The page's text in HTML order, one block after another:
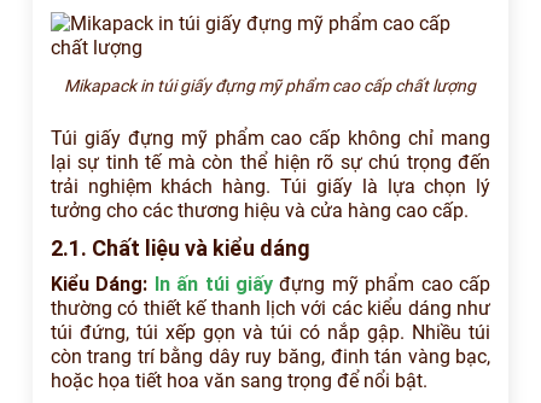
Mikapack in túi giấy đựng mỹ phẩm cao cấp chất lượng
Túi giấy đựng mỹ phẩm cao cấp không chỉ mang
lại sự tinh tế mà còn thể hiện rõ sự chú trọng đến
trải nghiệm khách hàng. Túi giấy là lựa chọn lý
tưởng cho các thương hiệu và cửa hàng cao cấp.
2.1. Chất liệu và kiểu dáng
Kiểu Dáng: In ấn túi giấy đựng mỹ phẩm cao cấp
thường có thiết kế thanh lịch với các kiểu dáng như
túi đứng, túi xếp gọn và túi có nắp gập. Nhiều túi
còn trang trí bằng dây ruy băng, đinh tán vàng bạc,
hoặc họa tiết hoa văn sang trọng để nổi bật.